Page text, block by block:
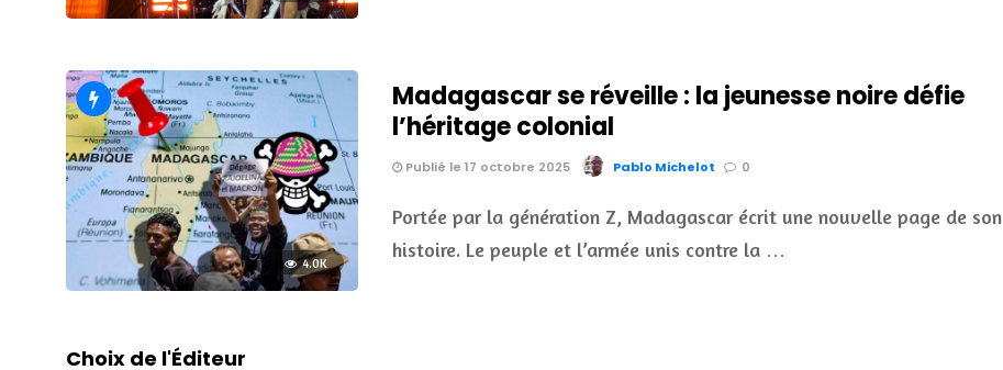
4.0K
Madagascar se réveille : la jeunesse noire défie
l’héritage colonial
Publié le 17 octobre 2025 Pablo Michelot 0
Portée par la génération Z, Madagascar écrit une nouvelle page de son
histoire. Le peuple et l’armée unis contre la …
Choix de l'Éditeur